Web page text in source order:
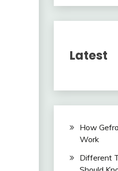
Latest
How
Work
Different